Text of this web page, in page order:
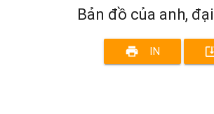
Bản đồ của anh,
print IN